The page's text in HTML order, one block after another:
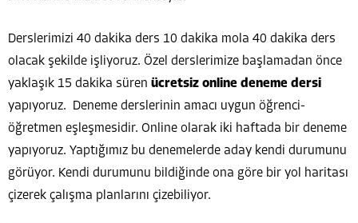
Derslerimizi 40 dakika ders 10 dakika mola 40 dakika ders
olacak şekilde işliyoruz. Özel derslerimize başlamadan önce
yaklaşık 15 dakika süren ücretsiz online deneme dersi
yapıyoruz. Deneme derslerinin amacı uygun öğrenci-
öğretmen eşleşmesidir. Online olarak iki haftada bir deneme
yapıyoruz. Yaptığımız bu denemelerde aday kendi durumunu
görüyor. Kendi durumunu bildiğinde ona göre bir yol haritası
çizerek çalışma planlarını çizebiliyor.